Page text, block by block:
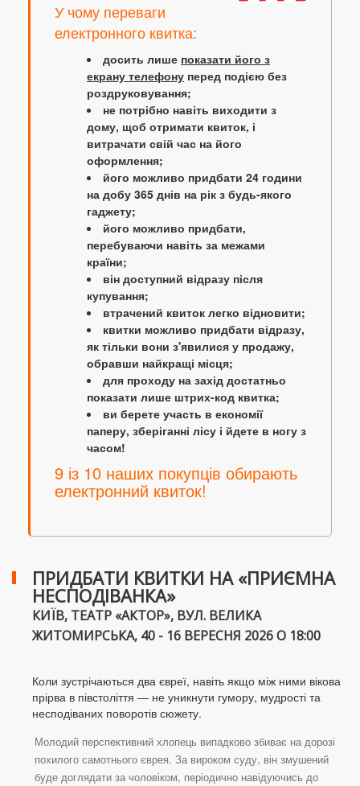
У чому переваги
електронного квитка:
досить лише показати його з
екрану телефону перед подією без
роздруковування;
не потрібно навіть виходити з
дому, щоб отримати квиток, і
витрачати свій час на його
оформлення;
його можливо придбати 24 години
на добу 365 днів на рік з будь-якого
гаджету;
його можливо придбати,
перебуваючи навіть за межами
країни;
він доступний відразу після
купування;
втрачений квиток легко відновити;
квитки можливо придбати відразу,
як тільки вони з'явилися у продажу,
обравши найкращі місця;
для проходу на захід достатньо
показати лише штрих-код квитка;
ви берете участь в економії
паперу, зберіганні лісу і йдете в ногу з
часом!
9 із 10 наших покупців обирають
електронний квиток!
ПРИДБАТИ КВИТКИ НА «ПРИЄМНА
НЕСПОДІВАНКА»
КИЇВ, ТЕАТР «АКТОР», ВУЛ. ВЕЛИКА
ЖИТОМИРСЬКА, 40 - 16 ВЕРЕСНЯ 2026 О 18:00
Коли зустрічаються два євреї, навіть якщо між ними вікова
прірва в півстоліття — не уникнути гумору, мудрості та
несподіваних поворотів сюжету.
Молодий перспективний хлопець випадково збиває на дорозі
похилого самотнього єврея. За вироком суду, він змушений
буде доглядати за чоловіком, періодично навідуючись до